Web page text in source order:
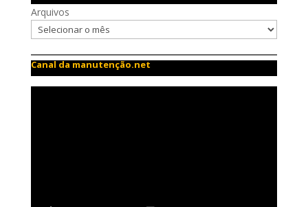
Arquivos
Canal da manutenção.net